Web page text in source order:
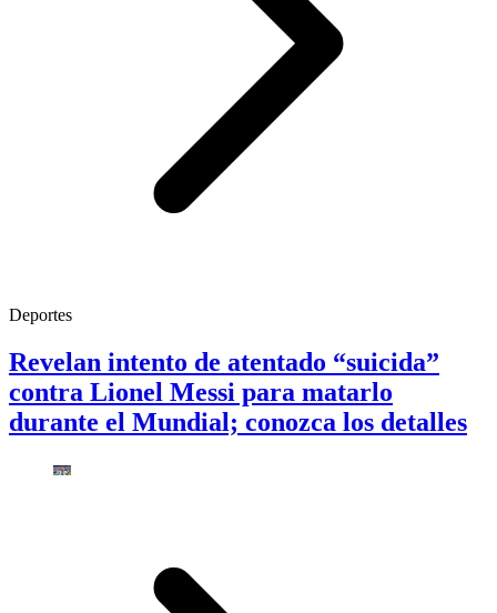
Deportes
Revelan intento de atentado “suicida”
contra Lionel Messi para matarlo
durante el Mundial; conozca los detalles